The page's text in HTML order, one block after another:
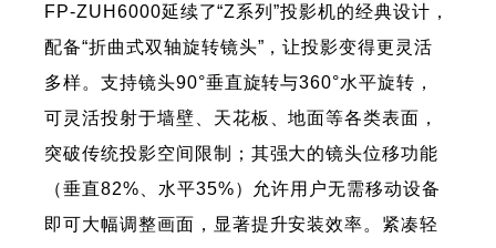
FP-ZUH6000延续了“Z系列”投影机的经典设计，
配备“折曲式双轴旋转镜头”，让投影变得更灵活
多样。支持镜头90°垂直旋转与360°水平旋转，
可灵活投射于墙壁、天花板、地面等各类表面，
突破传统投影空间限制；其强大的镜头位移功能
（垂直82%、水平35%）允许用户无需移动设备
即可大幅调整画面，显著提升安装效率。紧凑轻